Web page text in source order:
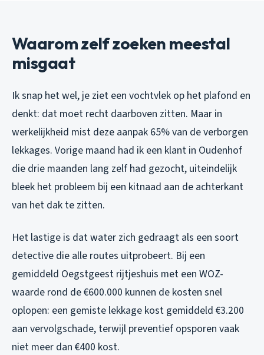
Waarom zelf zoeken meestal
misgaat
Ik snap het wel, je ziet een vochtvlek op het plafond en
denkt: dat moet recht daarboven zitten. Maar in
werkelijkheid mist deze aanpak 65% van de verborgen
lekkages. Vorige maand had ik een klant in Oudenhof
die drie maanden lang zelf had gezocht, uiteindelijk
bleek het probleem bij een kitnaad aan de achterkant
van het dak te zitten.
Het lastige is dat water zich gedraagt als een soort
detective die alle routes uitprobeert. Bij een
gemiddeld Oegstgeest rijtjeshuis met een WOZ-
waarde rond de €600.000 kunnen de kosten snel
oplopen: een gemiste lekkage kost gemiddeld €3.200
aan vervolgschade, terwijl preventief opsporen vaak
niet meer dan €400 kost.